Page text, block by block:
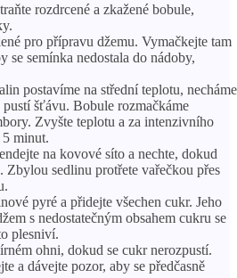
rozdrcené a zkažené bobule,
pro přípravu džemu. Vymačkejte tam
se semínka nedostala do nádoby,
postavíme na střední teplotu, necháme
pustí šťávu. Bobule rozmačkáme
Zvyšte teplotu a za intenzivního
minut.
na kovové síto a nechte, dokud
Zbylou sedlinu protřete vařečkou přes
pyré a přidejte všechen cukr. Jeho
s nedostatečným obsahem cukru se
plesniví.
ohni, dokud se cukr nerozpustí.
a dávejte pozor, aby se předčasně